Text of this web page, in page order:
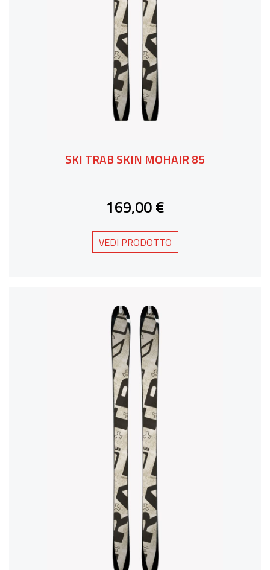
SKI TRAB SKIN MOHAIR 85
169,00 €
VEDI PRODOTTO